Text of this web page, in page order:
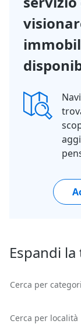
Espandi
Cerca per
Cerca per località